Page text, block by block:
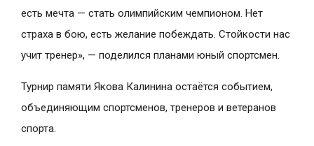
есть мечта — стать олимпийским чемпионом. Нет
страха в бою, есть желание побеждать. Стойкости нас
учит тренер», — поделился планами юный спортсмен.
Турнир памяти Якова Калинина остаётся событием,
объединяющим спортсменов, тренеров и ветеранов
спорта.